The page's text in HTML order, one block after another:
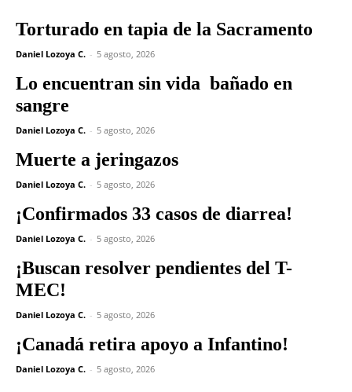
Torturado en tapia de la Sacramento
Daniel Lozoya C. - 5 agosto, 2026
Lo encuentran sin vida bañado en
sangre
Daniel Lozoya C. - 5 agosto, 2026
Muerte a jeringazos
Daniel Lozoya C. - 5 agosto, 2026
¡Confirmados 33 casos de diarrea!
Daniel Lozoya C. - 5 agosto, 2026
¡Buscan resolver pendientes del T-
MEC!
Daniel Lozoya C. - 5 agosto, 2026
¡Canadá retira apoyo a Infantino!
Daniel Lozoya C. - 5 agosto, 2026